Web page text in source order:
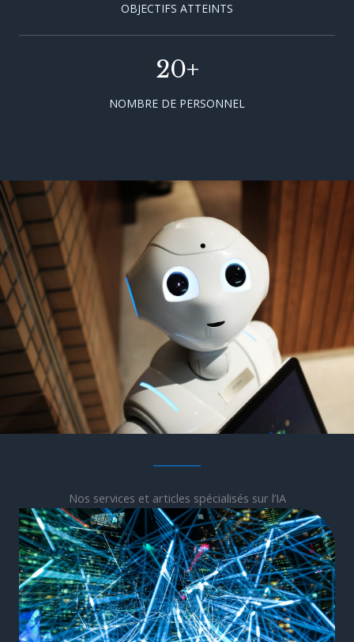
OBJECTIFS ATTEINTS
20+
NOMBRE DE PERSONNEL
Nos services et articles spécialisés sur l’IA